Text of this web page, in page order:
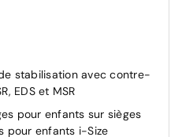
stabilisation avec contre-
EDS et MSR
pour enfants sur sièges
pour enfants i-Size